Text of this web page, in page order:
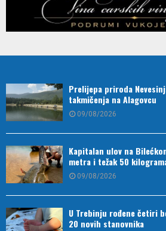
Prelijepa priroda
takmičenja na Alagovcu
09/08/2026
Kapitalan ulov na
metra i težak 50
09/08/2026
U Trebinju rođene četiri
20 novih stanovnika